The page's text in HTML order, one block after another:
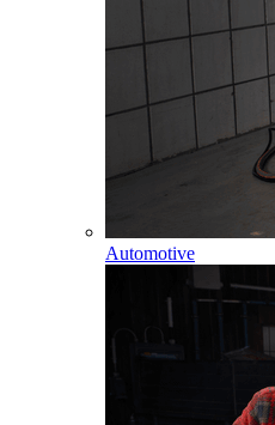
Automotive